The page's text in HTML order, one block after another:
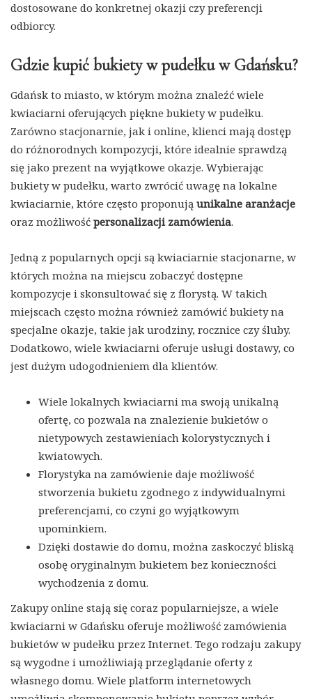
dostosowane do konkretnej okazji czy preferencji
odbiorcy.
Gdzie kupić bukiety w pudełku w Gdańsku?
Gdańsk to miasto, w którym można znaleźć wiele
kwiaciarni oferujących piękne bukiety w pudełku.
Zarówno stacjonarnie, jak i online, klienci mają dostęp
do różnorodnych kompozycji, które idealnie sprawdzą
się jako prezent na wyjątkowe okazje. Wybierając
bukiety w pudełku, warto zwrócić uwagę na lokalne
kwiaciarnie, które często proponują unikalne aranżacje
oraz możliwość personalizacji zamówienia.
Jedną z popularnych opcji są kwiaciarnie stacjonarne, w
których można na miejscu zobaczyć dostępne
kompozycje i skonsultować się z florystą. W takich
miejscach często można również zamówić bukiety na
specjalne okazje, takie jak urodziny, rocznice czy śluby.
Dodatkowo, wiele kwiaciarni oferuje usługi dostawy, co
jest dużym udogodnieniem dla klientów.
Wiele lokalnych kwiaciarni ma swoją unikalną
ofertę, co pozwala na znalezienie bukietów o
nietypowych zestawieniach kolorystycznych i
kwiatowych.
Florystyka na zamówienie daje możliwość
stworzenia bukietu zgodnego z indywidualnymi
preferencjami, co czyni go wyjątkowym
upominkiem.
Dzięki dostawie do domu, można zaskoczyć bliską
osobę oryginalnym bukietem bez konieczności
wychodzenia z domu.
Zakupy online stają się coraz popularniejsze, a wiele
kwiaciarni w Gdańsku oferuje możliwość zamówienia
bukietów w pudełku przez Internet. Tego rodzaju zakupy
są wygodne i umożliwiają przeglądanie oferty z
własnego domu. Wiele platform internetowych